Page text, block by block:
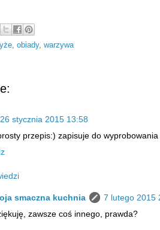
, obiady, warzywa
26 stycznia 2015 13:58
przepis:) zapisuje do
smaczna kuchnia
7 lutego 2015
zawsze coś innego, prawda?